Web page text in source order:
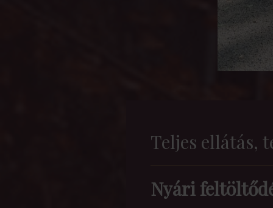
Teljes ellátás,
Nyári